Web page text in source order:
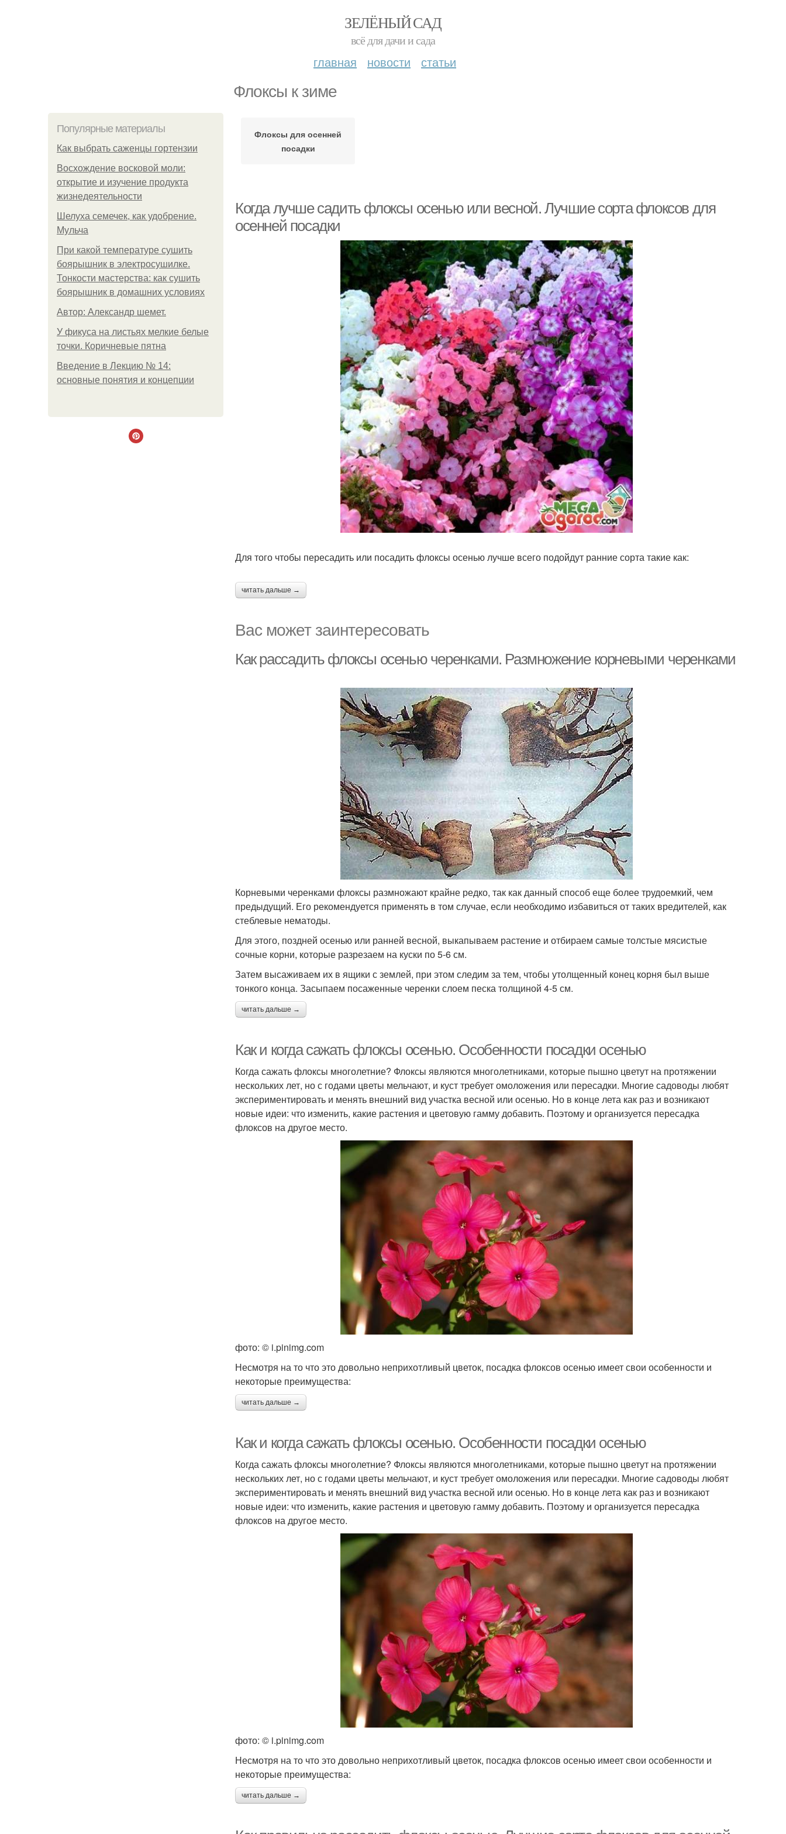
ЗЕЛЁНЫЙ САД
всё для дачи и сада
главная новости статьи
Флоксы к зиме
Популярные материалы
Как выбрать саженцы гортензии
Восхождение восковой моли:
открытие и изучение продукта
жизнедеятельности
Шелуха семечек, как удобрение.
Мульча
При какой температуре сушить
боярышник в электросушилке.
Тонкости мастерства: как сушить
боярышник в домашних условиях
Автор: Александр шемет.
У фикуса на листьях мелкие белые
точки. Коричневые пятна
Введение в Лекцию № 14:
основные понятия и концепции
Флоксы для осенней
посадки
Когда лучше садить флоксы осенью или весной. Лучшие сорта флоксов для
осенней посадки
Для того чтобы пересадить или посадить флоксы осенью лучше всего подойдут ранние сорта такие как:
читать дальше →
Вас может заинтересовать
Как рассадить флоксы осенью черенками. Размножение корневыми черенками
Корневыми черенками флоксы размножают крайне редко, так как данный способ еще более трудоемкий, чем
предыдущий. Его рекомендуется применять в том случае, если необходимо избавиться от таких вредителей, как
стеблевые нематоды.
Для этого, поздней осенью или ранней весной, выкапываем растение и отбираем самые толстые мясистые
сочные корни, которые разрезаем на куски по 5-6 см.
Затем высаживаем их в ящики с землей, при этом следим за тем, чтобы утолщенный конец корня был выше
тонкого конца. Засыпаем посаженные черенки слоем песка толщиной 4-5 см.
читать дальше →
Как и когда сажать флоксы осенью. Особенности посадки осенью
Когда сажать флоксы многолетние? Флоксы являются многолетниками, которые пышно цветут на протяжении
нескольких лет, но с годами цветы мельчают, и куст требует омоложения или пересадки. Многие садоводы любят
экспериментировать и менять внешний вид участка весной или осенью. Но в конце лета как раз и возникают
новые идеи: что изменить, какие растения и цветовую гамму добавить. Поэтому и организуется пересадка
флоксов на другое место.
фото: © i.pinimg.com
Несмотря на то что это довольно неприхотливый цветок, посадка флоксов осенью имеет свои особенности и
некоторые преимущества:
читать дальше →
Как и когда сажать флоксы осенью. Особенности посадки осенью
Когда сажать флоксы многолетние? Флоксы являются многолетниками, которые пышно цветут на протяжении
нескольких лет, но с годами цветы мельчают, и куст требует омоложения или пересадки. Многие садоводы любят
экспериментировать и менять внешний вид участка весной или осенью. Но в конце лета как раз и возникают
новые идеи: что изменить, какие растения и цветовую гамму добавить. Поэтому и организуется пересадка
флоксов на другое место.
фото: © i.pinimg.com
Несмотря на то что это довольно неприхотливый цветок, посадка флоксов осенью имеет свои особенности и
некоторые преимущества:
читать дальше →